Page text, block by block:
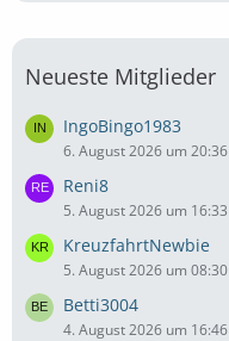
Neueste Mitglieder
IngoBingo1983
6. August 2026 um 20:36
Reni8
5. August 2026 um 16:33
KreuzfahrtNewbie
5. August 2026 um 08:30
Betti3004
4. August 2026 um 16:46